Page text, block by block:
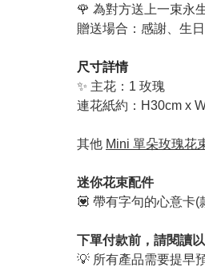
🌹 為對方送上一束永
贈送場合：感謝、生
尺寸詳情
✨ 主花：1 玫瑰
連花紙約： H30cm x
其他 Mini 單朵玫瑰花
迷你花束配件
💟 帶有字句的心意卡(
下單付款前，請閱讀
💡 所有產品需要提早